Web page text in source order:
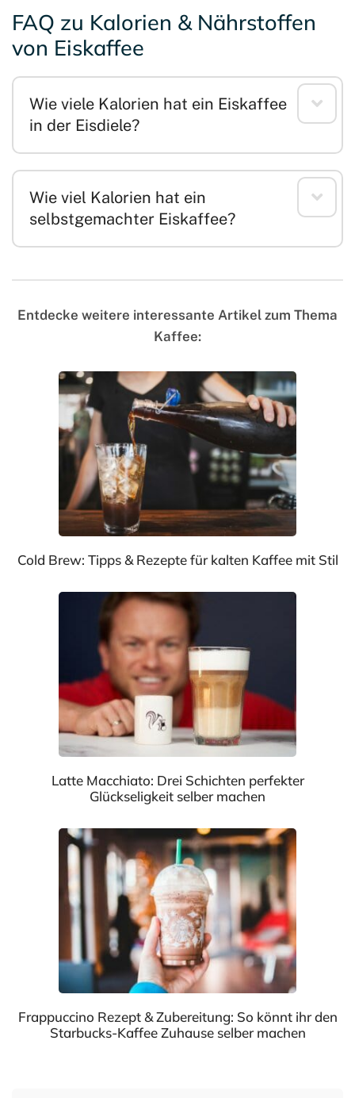
FAQ zu Kalorien & Nährstoffen
von Eiskaffee
Wie viele Kalorien hat ein Eiskaffee
in der Eisdiele?
Wie viel Kalorien hat ein
selbstgemachter Eiskaffee?
Entdecke weitere interessante Artikel zum Thema
Kaffee:
Cold Brew: Tipps & Rezepte für kalten Kaffee mit Stil
Latte Macchiato: Drei Schichten perfekter
Glückseligkeit selber machen
Frappuccino Rezept & Zubereitung: So könnt ihr den
Starbucks-Kaffee Zuhause selber machen